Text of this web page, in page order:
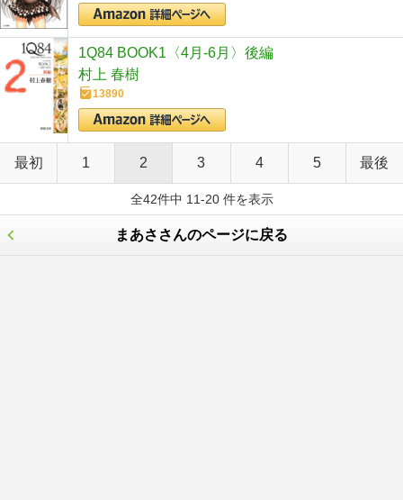
1Q84 BOOK1〈4月‐6月〉後編
村上 春樹
13890
最初 1 2 3 4 5 最後
全42件中 11-20 件を表示
まあささんのページに戻る